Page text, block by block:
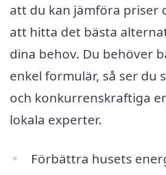
att du kan jämföra priser
att hitta det bästa
dina behov. Du behöver
enkel formulär, så ser du
och konkurrenskraftiga
lokala experter.
Förbättra husets